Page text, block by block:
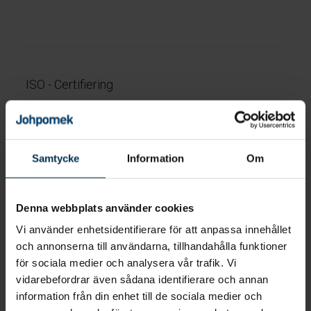
Samtycke Information Om
Denna webbplats använder cookies
Vi använder enhetsidentifierare för att anpassa innehållet
och annonserna till användarna, tillhandahålla funktioner
för sociala medier och analysera vår trafik. Vi
vidarebefordrar även sådana identifierare och annan
information från din enhet till de sociala medier och
ISO - Certifiering
vi är kvalitetscertifierade enligt ISO 9001:2015 och miljöcertifierade
enligt ISO 14001:2015. Detta är en självklarhet för att vi ska kunna
Vi höjer ständigt ribban för vår prestation för att överträffa
ISO Certifikat svenska